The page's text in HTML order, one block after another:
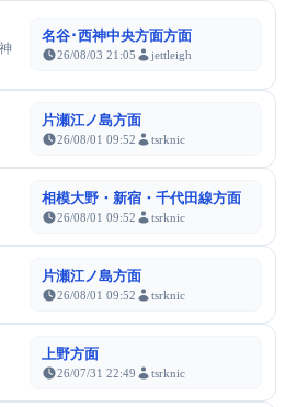
名谷･西神中央方面方面
26/08/03 21:05 jettleigh
片瀬江ノ島方面
26/08/01 09:52 tsrknic
相模大野・新宿・千代田線方面
26/08/01 09:52 tsrknic
片瀬江ノ島方面
26/08/01 09:52 tsrknic
上野方面
26/07/31 22:49 tsrknic